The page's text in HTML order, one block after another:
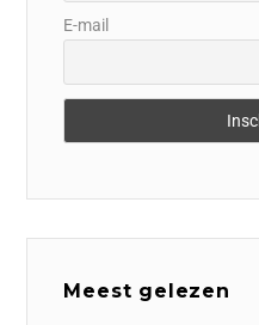
E-mail
Meest gelezen